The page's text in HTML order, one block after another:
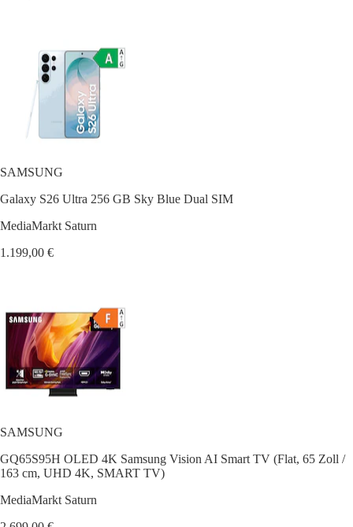
SAMSUNG
Galaxy S26 Ultra 256 GB Sky Blue Dual SIM
MediaMarkt Saturn
1.199,00 €
SAMSUNG
GQ65S95H OLED 4K Samsung Vision AI Smart TV (Flat, 65 Zoll /
163 cm, UHD 4K, SMART TV)
MediaMarkt Saturn